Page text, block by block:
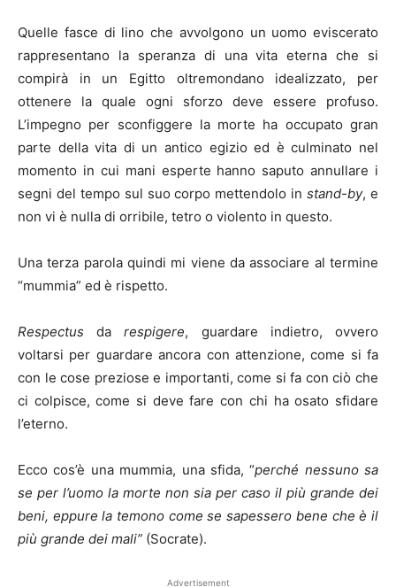
Quelle fasce di lino che avvolgono un uomo eviscerato
rappresentano la speranza di una vita eterna che si
compirà in un Egitto oltremondano idealizzato, per
ottenere la quale ogni sforzo deve essere profuso.
L’impegno per sconfiggere la morte ha occupato gran
parte della vita di un antico egizio ed è culminato nel
momento in cui mani esperte hanno saputo annullare i
segni del tempo sul suo corpo mettendolo instand-by, e
non vi è nulla di orribile, tetro o violento in questo.
Una terza parola quindi mi viene da associare al termine
“mummia” ed è rispetto.
Respectusdarespigere, guardare indietro, ovvero
voltarsi per guardare ancora con attenzione, come si fa
con le cose preziose e importanti, come si fa con ciò che
ci colpisce, come si deve fare con chi ha osato sfidare
l’eterno.
Ecco cos’è una mummia, una sfida, “perché nessuno sa
se per l’uomo la morte non sia per caso il più grande dei
beni, eppure la temono come se sapessero bene che è il
più grande dei mali” (Socrate).
Advertisement